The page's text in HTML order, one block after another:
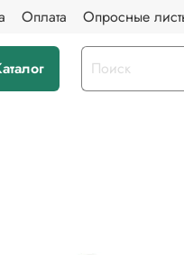
Оплата Опросные